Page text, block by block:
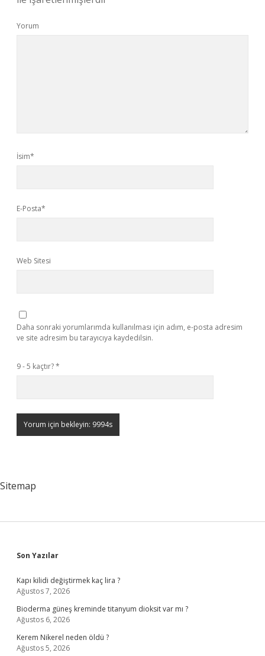
Yorum
İsim*
E-Posta*
Web Sitesi
Daha sonraki yorumlarımda kullanılması için adım, e-posta adresim
ve site adresim bu tarayıcıya kaydedilsin.
9 - 5 kaçtır?*
Sitemap
Sidebar
Son Yazılar
Kapı kilidi değiştirmek kaç lira ?
Ağustos 7, 2026
Bioderma güneş kreminde titanyum dioksit var mı ?
Ağustos 6, 2026
Kerem Nikerel neden öldü ?
Ağustos 5, 2026